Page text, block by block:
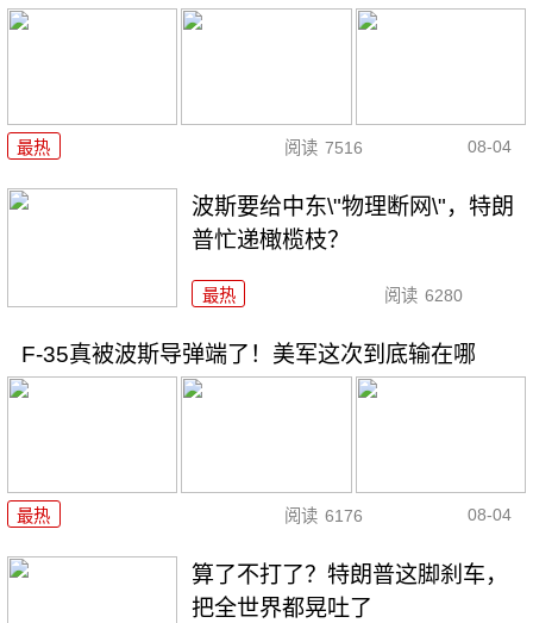
最热 阅读 7516 08-04
波斯要给中东\"物理断网\"，特朗
普忙递橄榄枝？
最热 阅读 6280
F-35真被波斯导弹端了！美军这次到底输在哪
最热 阅读 6176 08-04
算了不打了？特朗普这脚刹车，
把全世界都晃吐了